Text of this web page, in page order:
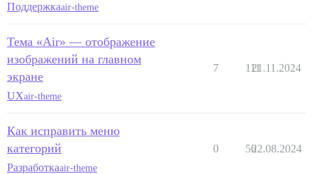
Поддержкаair-theme
Тема «Air» — отображение
изображений на главном
экране
UXair-theme
7 111
21.11.2024
Как исправить меню
категорий
Разработкаair-theme
0 5622.08.2024